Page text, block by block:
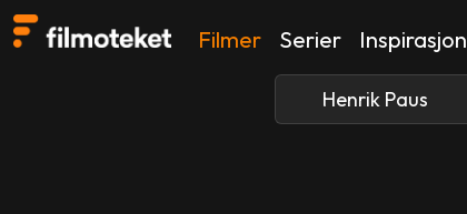
Filmer Serier Inspirasjon